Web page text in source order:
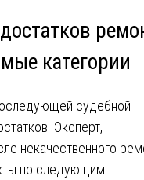
категории
судебной
Эксперт,
некачественного
по следующим